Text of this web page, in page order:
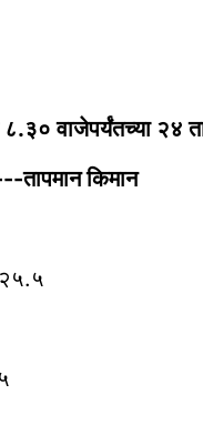
८.३० वाजेपर्यंतच्या
तापमान किमान